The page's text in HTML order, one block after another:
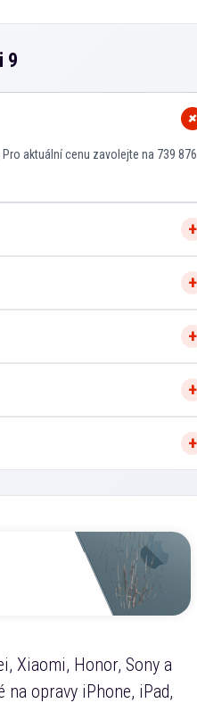
9
aktuální cenu zavolejte na 739 876
Xiaomi, Honor, Sony a
opravy iPhone, iPad,